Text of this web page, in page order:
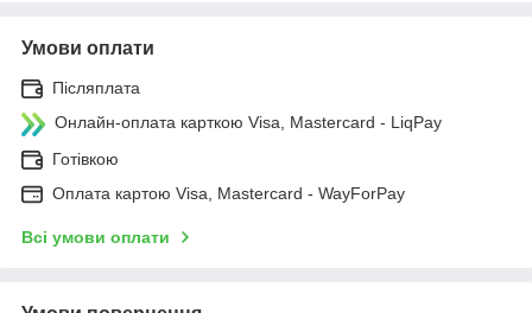
Умови оплати
Післяплата
Онлайн-оплата карткою Visa, Mastercard - LiqPay
Готівкою
Оплата картою Visa, Mastercard - WayForPay
Всі умови оплати